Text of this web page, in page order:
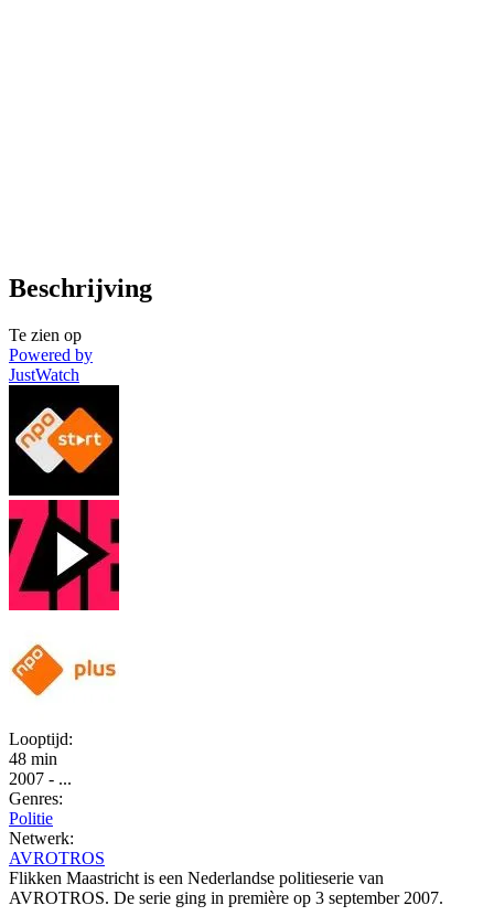
Beschrijving
Te zien op
Powered by
JustWatch
Looptijd:
48 min
2007 - ...
Genres:
Politie
Netwerk:
AVROTROS
Flikken Maastricht is een Nederlandse politieserie van
AVROTROS. De serie ging in première op 3 september 2007.